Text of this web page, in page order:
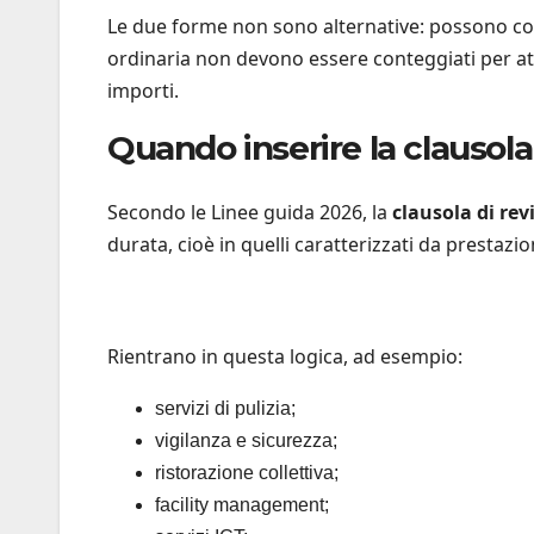
Le due forme non sono alternative: possono
ordinaria non devono essere conteggiati per
importi.
Quando inserire la
Secondo le Linee guida 2026, la clausola di
durata, cioè in quelli caratterizzati da
Rientrano in questa logica, ad esempio:
servizi di pulizia;
vigilanza e sicurezza;
ristorazione collettiva;
facility management;